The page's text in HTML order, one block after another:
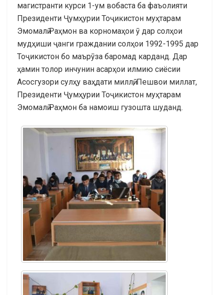
магистранти курси 1-ум вобаста ба фаъолияти
Президенти Ҷумҳурии Тоҷикистон муҳтарам
Эмомалӣ Раҳмон ва корномаҳои ӯ дар солҳои
мудҳиши ҷанги граждании солҳои 1992-1995 дар
Тоҷикистон бо маърӯза баромад карданд. Дар
ҳамин толор инчунин асарҳои илмию сиёсии
Асосгузори сулҳу ваҳдати миллӣ, Пешвои миллат,
Президенти Ҷумҳурии Тоҷикистон муҳтарам
Эмомалӣ Раҳмон ба намоиш гузошта шуданд.